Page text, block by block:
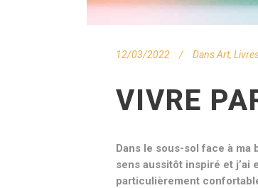
12/03/2022 DansArt,
VIVRE
Dans le sous-sol face à ma
sens aussitôt inspiré et j’ai
particulièrement